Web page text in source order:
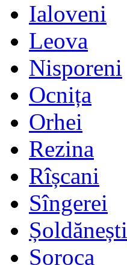
Ialoveni
Leova
Nisporeni
Ocnița
Orhei
Rezina
Rîșcani
Sîngerei
Șoldănești
Soroca